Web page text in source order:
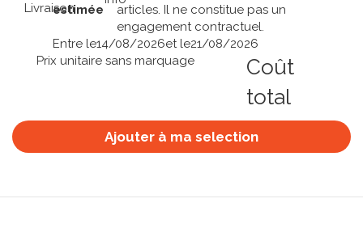
estimée
articles. Il ne constitue pas un
engagement contractuel.
Entre le14/08/2026et le21/08/2026
Prix unitaire sans marquage
Coût
total
Ajouter à ma selection